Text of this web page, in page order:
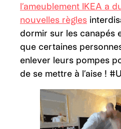
l’ameublement IKEA a
nouvelles règles
dormir sur les canapés
que certaines
enlever leurs pompes
de se mettre à l’aise !